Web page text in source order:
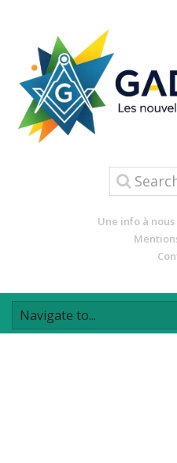
Une info à